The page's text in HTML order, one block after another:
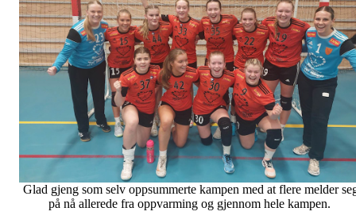
Glad gjeng som selv oppsummerte kampen med at flere melder
på nå allerede fra oppvarming og gjennom hele kampen.